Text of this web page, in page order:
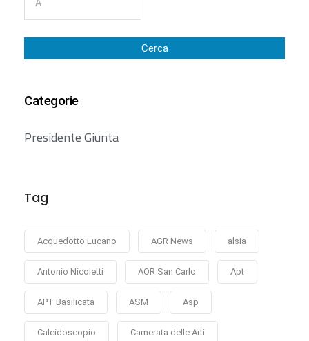
Cerca
Categorie
Presidente Giunta
Tag
Acquedotto Lucano AGR News alsia
Antonio Nicoletti AOR San Carlo Apt
APT Basilicata ASM Asp
Caleidoscopio Camerata delle Arti